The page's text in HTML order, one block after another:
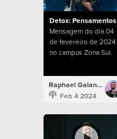
Detox: Pensamentos
Mensagem do dia 04
de fevereiro de 2024
no campus Zona Sul.
Raphael Galante
Feb 4 2024